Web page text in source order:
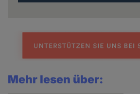
Mehr lesen über: